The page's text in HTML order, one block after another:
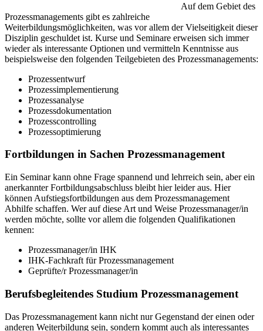
Auf dem Gebiet des
Prozessmanagements gibt es zahlreiche
Weiterbildungsmöglichkeiten, was vor allem der Vielseitigkeit dieser
Disziplin geschuldet ist. Kurse und Seminare erweisen sich immer
wieder als interessante Optionen und vermitteln Kenntnisse aus
beispielsweise den folgenden Teilgebieten des Prozessmanagements:
Prozessentwurf
Prozessimplementierung
Prozessanalyse
Prozessdokumentation
Prozesscontrolling
Prozessoptimierung
Fortbildungen in Sachen Prozessmanagement
Ein Seminar kann ohne Frage spannend und lehrreich sein, aber ein
anerkannter Fortbildungsabschluss bleibt hier leider aus. Hier
können Aufstiegsfortbildungen aus dem Prozessmanagement
Abhilfe schaffen. Wer auf diese Art und Weise Prozessmanager/in
werden möchte, sollte vor allem die folgenden Qualifikationen
kennen:
Prozessmanager/in IHK
IHK-Fachkraft für Prozessmanagement
Geprüfte/r Prozessmanager/in
Berufsbegleitendes Studium Prozessmanagement
Das Prozessmanagement kann nicht nur Gegenstand der einen oder
anderen Weiterbildung sein, sondern kommt auch als interessantes